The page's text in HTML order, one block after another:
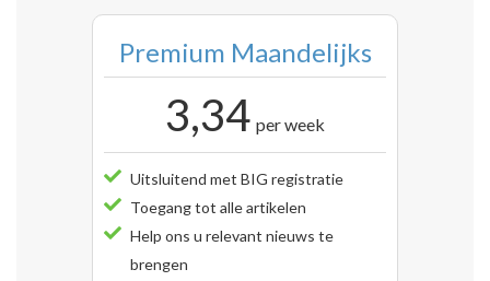
Premium Maandelijks
3,34 per week
Uitsluitend met BIG registratie
Toegang tot alle artikelen
Help ons u relevant nieuws te
brengen